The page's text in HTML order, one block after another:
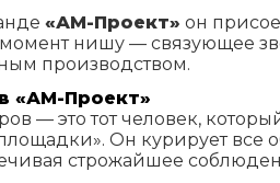
«АМ-Проект» он
момент нишу — связующее
производством.
«АМ-Проект»
— это тот человек,
Он курирует все
строжайшее